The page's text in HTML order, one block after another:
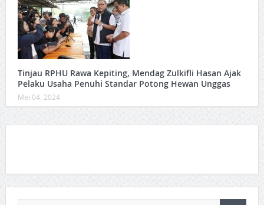
Tinjau RPHU Rawa Kepiting, Mendag Zulkifli Hasan Ajak
Pelaku Usaha Penuhi Standar Potong Hewan Unggas
Mei 04, 2024